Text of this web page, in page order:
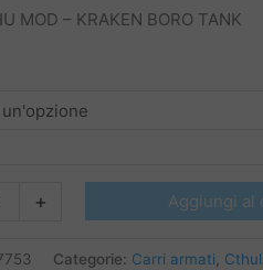
MOD – KRAKEN BORO TANK
+ Aggiungi al
Categorie: Carri armati,